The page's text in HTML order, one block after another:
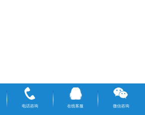
电话咨询 在线客服 微信咨询